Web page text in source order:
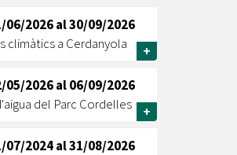
06/2026al30/09/2026
climàtics a Cerdanyola
+
05/2026al06/09/2026
del Parc Cordelles
+
07/2024al31/08/2026